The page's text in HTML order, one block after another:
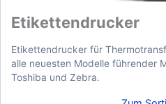
Etikettendrucker
Etikettendrucker für
alle neuesten Modelle führender
Toshiba und Zebra.